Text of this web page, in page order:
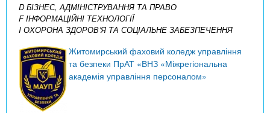
D БІЗНЕС, АДМІНІСТРУВАННЯ ТА ПРАВО
F ІНФОРМАЦІЙНІ ТЕХНОЛОГІЇ
I ОХОРОНА ЗДОРОВ’Я ТА СОЦІАЛЬНЕ ЗАБЕЗПЕЧЕННЯ
Житомирський фаховий коледж управління
та безпеки ПрАТ «ВНЗ «Міжрегіональна
академія управління персоналом»